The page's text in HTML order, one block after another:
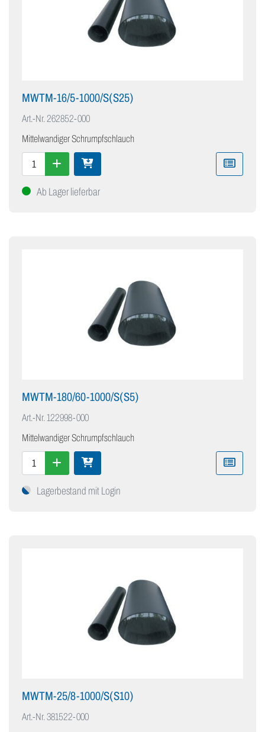
MWTM-16/5-1000/S(S25)
Art.-Nr.262852-000
Mittelwandiger Schrumpfschlauch
Ab Lager lieferbar
MWTM-180/60-1000/S(S5)
Art.-Nr.122998-000
Mittelwandiger Schrumpfschlauch
Lagerbestand mit Login
MWTM-25/8-1000/S(S10)
Art.-Nr.381522-000